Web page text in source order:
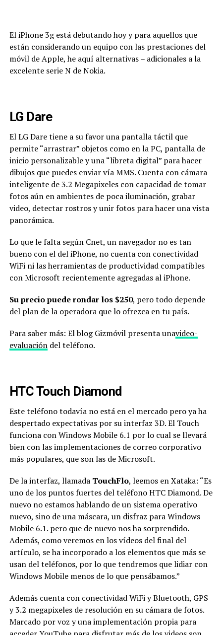
El iPhone 3g está debutando hoy y para aquellos que
están considerando un equipo con las prestaciones del
móvil de Apple, he aquí alternativas – adicionales a la
excelente serie N de Nokia.
LG Dare
El LG Dare tiene a su favor una pantalla táctil que
permite “arrastrar” objetos como en la PC, pantalla de
inicio personalizable y una “libreta digital” para hacer
dibujos que puedes enviar vía MMS. Cuenta con cámara
inteligente de 3.2 Megapixeles con capacidad de tomar
fotos aún en ambientes de poca iluminación, grabar
video, detectar rostros y unir fotos para hacer una vista
panorámica.
Lo que le falta según Cnet, un navegador no es tan
bueno con el del iPhone, no cuenta con conectividad
WiFi ni las herramientas de productividad compatibles
con Microsoft recientemente agregadas al iPhone.
Su precio puede rondar los $250, pero todo depende
del plan de la operadora que lo ofrezca en tu país.
Para saber más: El blog Gizmóvil presenta unavideo-
evaluacióndel teléfono.
HTC Touch Diamond
Este teléfono todavía no está en el mercado pero ya ha
despertado expectativas por su interfaz 3D. El Touch
funciona con Windows Mobile 6.1 por lo cual se llevará
bien con las implementaciones de correo corporativo
más populares, que son las de Microsoft.
De la interfaz, llamada TouchFlo, leemos en Xataka: “Es
uno de los puntos fuertes del teléfono HTC Diamond. De
nuevo no estamos hablando de un sistema operativo
nuevo, sino de una máscara, un disfraz para Windows
Mobile 6.1. pero que de nuevo nos ha sorprendido.
Además, como veremos en los vídeos del final del
artículo, se ha incorporado a los elementos que más se
usan del teléfonos, por lo que tendremos que lidiar con
Windows Mobile menos de lo que pensábamos.”
Además cuenta con conectividad WiFi y Bluetooth, GPS
y 3.2 megapixeles de resolución en su cámara de fotos.
Marcado por voz y una implementación propia para